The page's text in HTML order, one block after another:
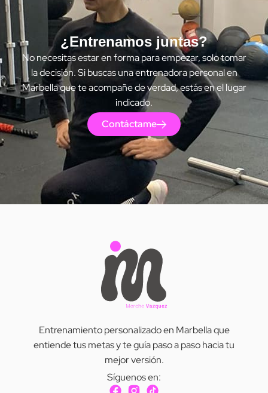
¿Entrenamos juntas?
No necesitas estar en forma para empezar, solo tomar
la decisión. Si buscas una entrenadora personal en
Marbella que te acompañe de verdad, estás en el lugar
indicado.
Contáctame
Entrenamiento personalizado en Marbella que
entiende tus metas y te guía paso a paso hacia tu
mejor versión.
Síguenos en: